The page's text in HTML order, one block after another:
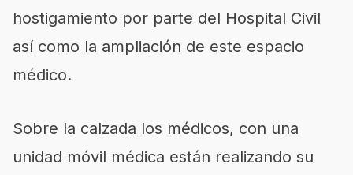
hostigamiento por parte del Hospital Civil
así como la ampliación de este espacio
médico.
Sobre la calzada los médicos, con una
unidad móvil médica están realizando su